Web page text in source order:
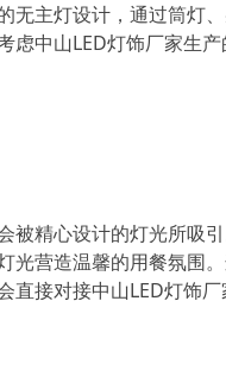
无主灯设计，通过筒灯
中山LED灯饰厂家生
被精心设计的灯光所吸
光营造温馨的用餐氛围
接对接中山LED灯饰